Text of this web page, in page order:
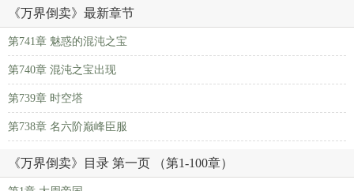
《万界倒卖》最新章节
第741章 魅惑的混沌之宝
第740章 混沌之宝出现
第739章 时空塔
第738章 名六阶巅峰臣服
《万界倒卖》目录 第一页 （第1-100章）